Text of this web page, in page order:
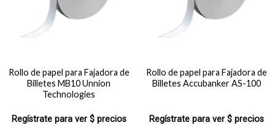
Rollo de papel para Fajadora de
Billetes MB10 Unnion
Technologies
Regístrate para ver $ precios
Rollo de papel para Fajadora de
Billetes Accubanker AS-100
Regístrate para ver $ precios